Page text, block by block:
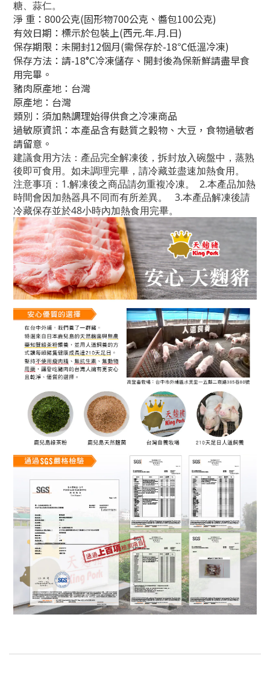
糖、蒜仁。
淨 重：800公克(固形物700公克、醬包100公克)
有效日期：標示於包裝上(西元.年.月.日)
保存期限：未開封12個月(需保存於-18℃低溫冷凍)
保存方法：請-18°C冷凍儲存、開封後為保新鮮請盡早食
用完畢 。
豬肉原產地：台灣
原產地：台灣
類別：須加熱調理始得供食之冷凍商品
過敏原資訊：本產品含有麩質之榖物、大豆，食物過敏者
請留意。
建議食用方法：產品完全解凍後，拆封放入碗盤中，蒸熟
後即可食用。如未調理完畢，請冷藏並盡速加熱食用。
注意事項：1.解凍後之商品請勿重複冷凍。 2.本產品加熱
時間會因加熱器具不同而有所差異。 3.本產品解凍後請
冷藏保存並於48小時內加熱食用完畢。